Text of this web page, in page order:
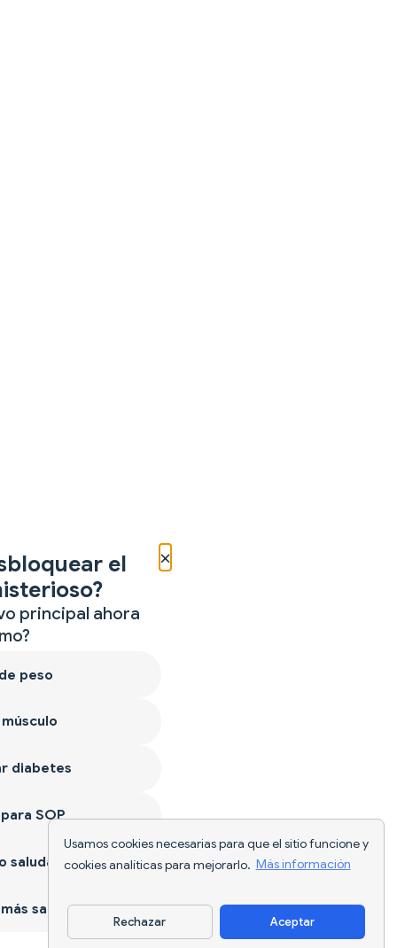
Usamos cookies necesarias para que el sitio funcione y
cookies analíticas para mejorarlo. Más información
Rechazar Aceptar
Descargar app
×
el
principal ahora
peso
diabetes
SOP
saludable
sano